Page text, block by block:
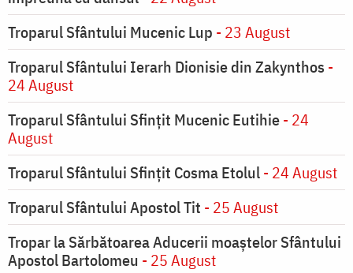
Troparul Sfântului Mucenic Lup - 23 August
Troparul Sfântului Ierarh Dionisie din Zakynthos -
24 August
Troparul Sfântului Sfinţit Mucenic Eutihie- 24
August
Troparul Sfântului Sfinţit Cosma Etolul- 24 August
Troparul Sfântului Apostol Tit - 25 August
Tropar la Sărbătoarea Aducerii moaştelor Sfântului
Apostol Bartolomeu - 25 August